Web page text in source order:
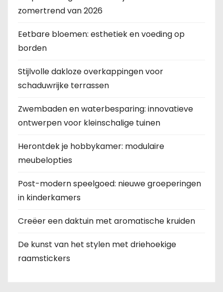
r
n
g
zomertrend van 2026
Eetbare bloemen: esthetiek en voeding op
borden
Stijlvolle dakloze overkappingen voor
schaduwrijke terrassen
Zwembaden en waterbesparing: innovatieve
ontwerpen voor kleinschalige tuinen
Herontdek je hobbykamer: modulaire
meubelopties
Post-modern speelgoed: nieuwe groeperingen
in kinderkamers
Creëer een daktuin met aromatische kruiden
De kunst van het stylen met driehoekige
raamstickers